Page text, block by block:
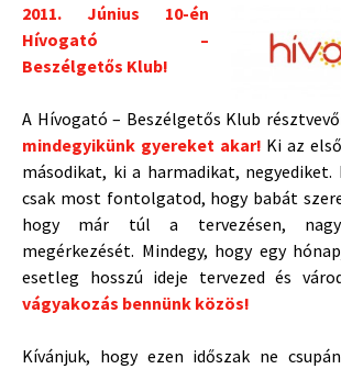
2011. Június 10-én
Hívogató –
Beszélgetős Klub!
A Hívogató – Beszélgetős Klub
mindegyikünk gyereket akar! Ki az
másodikat, ki a harmadikat, negyediket.
csak most fontolgatod, hogy babát
hogy már túl a tervezésen,
megérkezését. Mindegy, hogy egy
esetleg hosszú ideje tervezed és
vágyakozás bennünk közös!
Kívánjuk, hogy ezen időszak ne